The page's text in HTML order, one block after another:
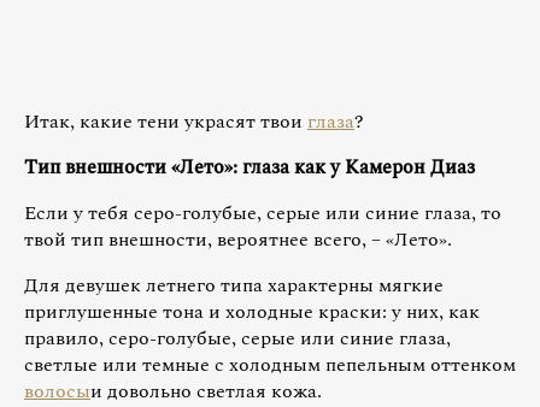
Итак, какие тени украсят твои глаза?
Тип внешности «Лето»: глаза как у Камерон Диаз
Если у тебя серо-голубые, серые или синие глаза, то
твой тип внешности, вероятнее всего, – «Лето».
Для девушек летнего типа характерны мягкие
приглушенные тона и холодные краски: у них, как
правило, серо-голубые, серые или синие глаза,
светлые или темные с холодным пепельным оттенком
волосыи довольно светлая кожа.